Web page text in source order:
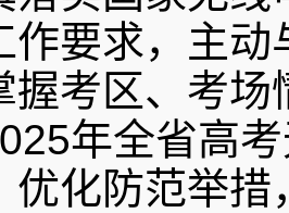
作要求，主
握考区、考
年全省高
优化防范举措